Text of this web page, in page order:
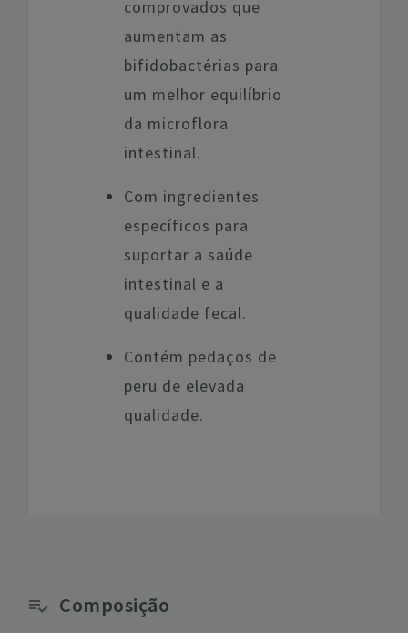
comprovados que
aumentam as
bifidobactérias para
um melhor equilíbrio
da microflora
intestinal.
Com ingredientes
específicos para
suportar a saúde
intestinal e a
qualidade fecal.
Contém pedaços de
peru de elevada
qualidade.
Composição